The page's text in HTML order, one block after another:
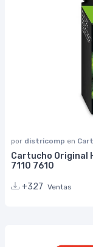
por districomp en
Cartucho Original
7110 7610
+327 Ventas